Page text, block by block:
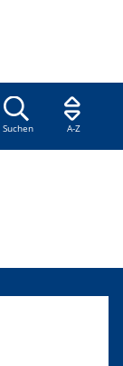
Suchen A-Z